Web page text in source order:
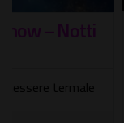
Scuolabus –
4 appuntamenti a
palcoscenico